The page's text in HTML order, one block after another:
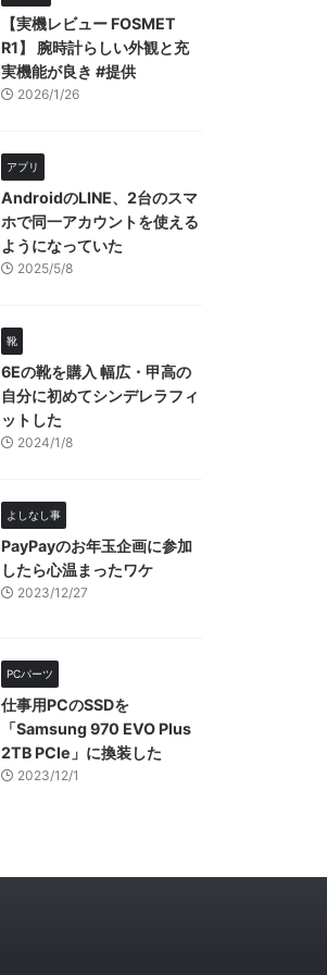
【実機レビュー FOSMET
R1】 腕時計らしい外観と充
実機能が良き #提供
2026/1/26
アプリ
AndroidのLINE、2台のスマ
ホで同一アカウントを使える
ようになっていた
2025/5/8
靴
6Eの靴を購入 幅広・甲高の
自分に初めてシンデレラフィ
ットした
2024/1/8
よしなし事
PayPayのお年玉企画に参加
したら心温まったワケ
2023/12/27
PCパーツ
仕事用PCのSSDを
「Samsung 970 EVO Plus
2TB PCIe」に換装した
2023/12/1